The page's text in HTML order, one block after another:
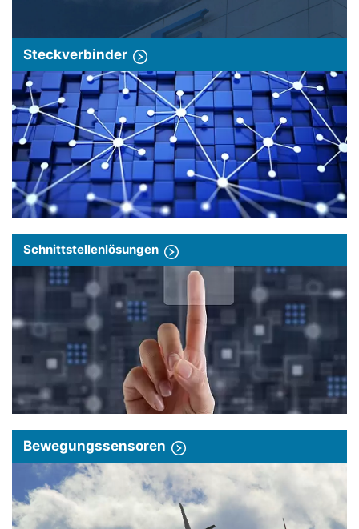
Steckverbinder
Schnittstellenlösungen
Bewegungssensoren